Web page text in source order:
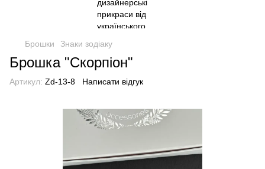
Брошки Знаки зодіаку
Брошка "Скорпіон"
Артикул: Zd-13-8 Написати відгук